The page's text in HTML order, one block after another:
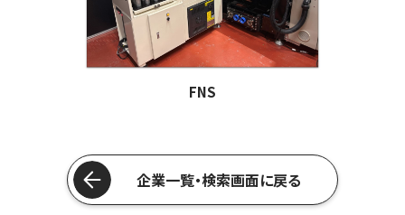
FNS
企業一覧・検索画面に戻る